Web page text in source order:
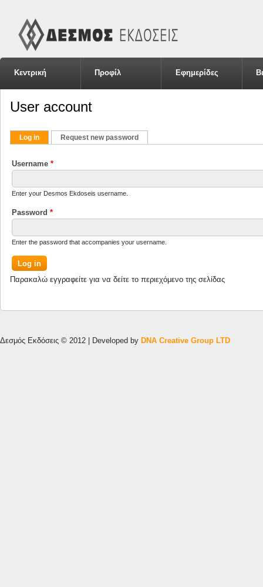
Κεντρική Προφίλ Εφημερίδες
User account
Primary tabs
Log in (active tab)Request new password
Username *
Enter your Desmos Ekdoseis username.
Password *
Enter the password that accompanies your username.
Παρακαλώ εγγραφείτε για να δείτε το περιεχόμενο της σελίδας
Δεσμός Εκδόσεις © 2012 | Developed by DNA Creative Group LTD